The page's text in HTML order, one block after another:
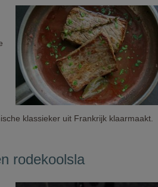
klassieker uit Frankrijk klaarmaakt.
rodekoolsla